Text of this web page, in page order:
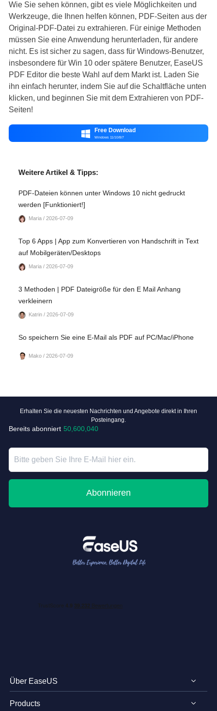
Wie Sie sehen können, gibt es viele Möglichkeiten und
Werkzeuge, die Ihnen helfen können, PDF-Seiten aus der
Original-PDF-Datei zu extrahieren. Für einige Methoden
müssen Sie eine Anwendung herunterladen, für andere
nicht. Es ist sicher zu sagen, dass für Windows-Benutzer,
insbesondere für Win 10 oder spätere Benutzer, EaseUS
PDF Editor die beste Wahl auf dem Markt ist. Laden Sie
ihn einfach herunter, indem Sie auf die Schaltfläche unten
klicken, und beginnen Sie mit dem Extrahieren von PDF-
Seiten!
 Free Download
Windows 11/10/8/7
Weitere Artikel & Tipps:
PDF-Dateien können unter Windows 10 nicht gedruckt
werden [Funktioniert!]
Maria / 2026-07-09
Top 6 Apps | App zum Konvertieren von Handschrift in Text
auf Mobilgeräten/Desktops
Maria / 2026-07-09
3 Methoden | PDF Dateigröße für den E Mail Anhang
verkleinern
Katrin / 2026-07-09
So speichern Sie eine E-Mail als PDF auf PC/Mac/iPhone
Mako / 2026-07-09
Erhalten Sie die neuesten Nachrichten und Angebote direkt in Ihren
Posteingang.
Bereits abonniert 50,600,040
Abonnieren
Über EaseUS
Impressum
Products